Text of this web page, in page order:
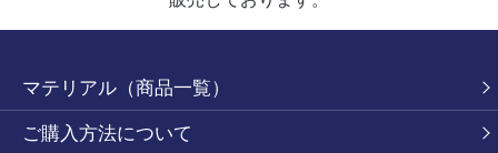
マテリアル（商品一覧）
ご購入方法について